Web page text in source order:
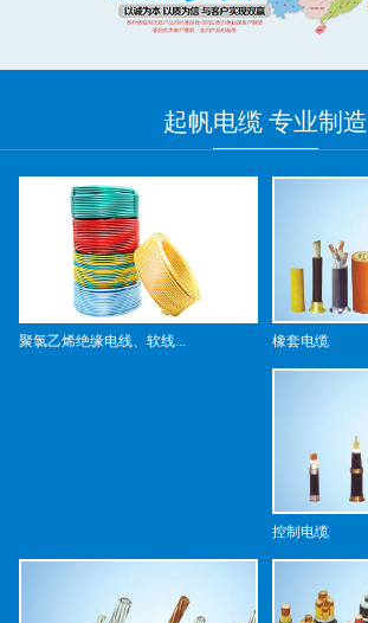
起帆电缆 专业制造
聚氯乙烯绝缘电线、软线... 橡套电缆
控制电缆